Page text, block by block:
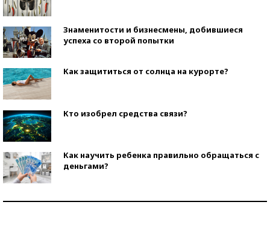
Знаменитости и бизнесмены, добившиеся
успеха со второй попытки
Как защититься от солнца на курорте?
Кто изобрел средства связи?
Как научить ребенка правильно обращаться с
деньгами?